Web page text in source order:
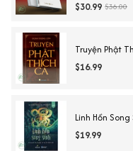
$30.99 $36.00
Truyện Phật
$16.99
Linh Hồn Song
$19.99